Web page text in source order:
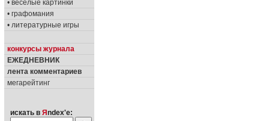
• веселые картинки
• графомания
• литературные игры
конкурсы журнала
ЕЖЕДНЕВНИК
лента комментариев
мегарейтинг
искать в Я ndex'е: